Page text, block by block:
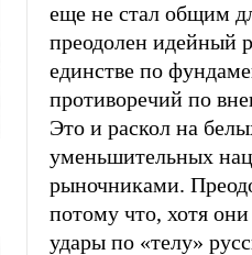
еще не стал общим
преодолен идейный
единстве по
противоречий по
Это и раскол на
уменьшительных
рыночниками.
потому что, хотя
удары по «телу»